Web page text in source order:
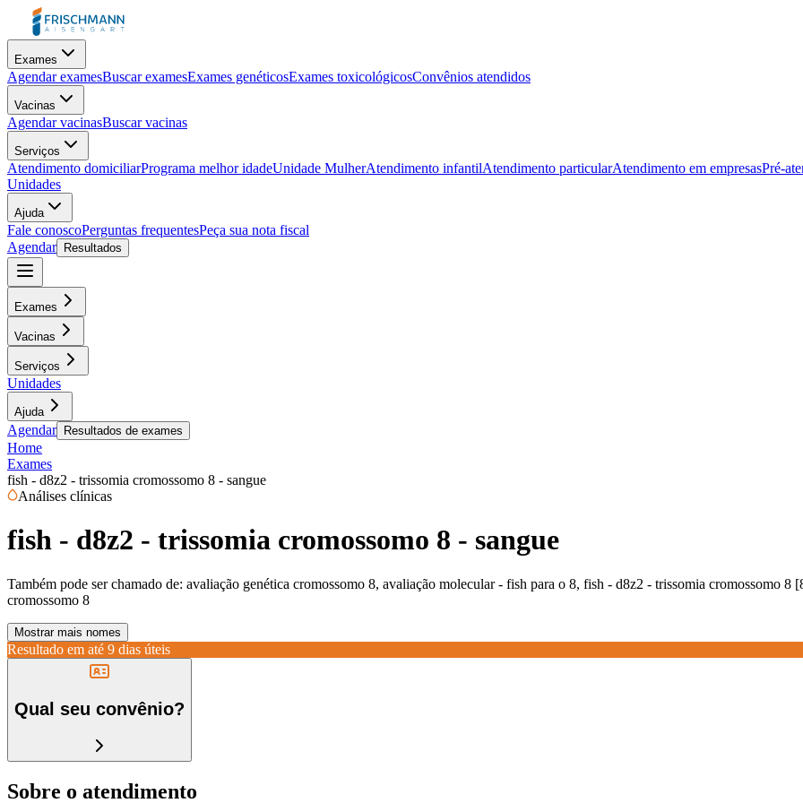
Exames
Agendar examesBuscar examesExames genéticosExames toxicológicosConvênios atendidos
Vacinas
Agendar vacinasBuscar vacinas
Serviços
Atendimento domiciliarPrograma melhor idadeUnidade MulherAtendimento infantilAtendimento particularAtendimento em empresasPré-
Unidades
Ajuda
Fale conoscoPerguntas frequentesPeça sua nota fiscal
Agendar
Resultados
Exames
Vacinas
Serviços
Unidades
Ajuda
Agendar Resultados de exames
Home
Exames
fish - d8z2 - trissomia cromossomo 8 - sangue
Análises clínicas
fish - d8z2 - trissomia cromossomo 8 - sangue
Também pode ser chamado de: avaliação genética cromossomo 8, avaliação molecular - fish para o 8, fish - d8z2 - trissomia cromossomo
cromossomo 8
Mostrar mais nomes
Resultado em até 9 dias úteis
Qual seu convênio?
Sobre o atendimento